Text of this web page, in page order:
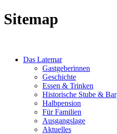
Sitemap
Das Latemar
Gastgeberinnen
Geschichte
Essen & Trinken
Historische Stube & Bar
Halbpension
Für Familien
Ausgangslage
Aktuelles